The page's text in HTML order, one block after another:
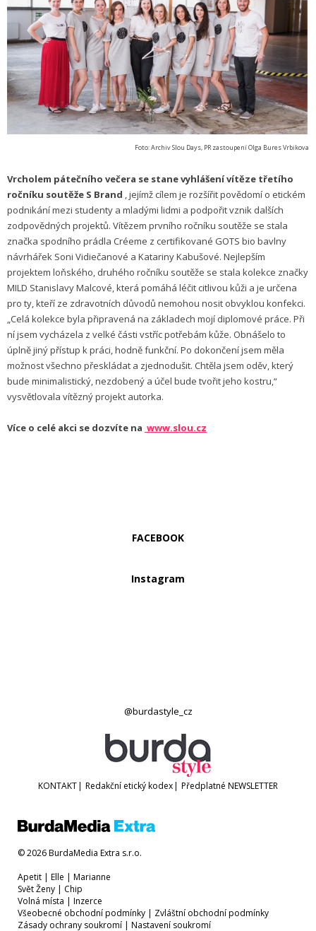
Foto: Archiv Slou Days, PR zastoupení Olga Bures Vrbikova
Vrcholem pátečního večera se stane vyhlášení vítěze třetího
ročníku soutěže S Brand , jejímž cílem je rozšířit povědomí o etickém
podnikání mezi studenty a mladými lidmi a podpořit vznik dalších
zodpovědných projektů. Vítězem prvního ročníku soutěže se stala
značka spodního prádla Créeme z certifikované GOTS bio bavlny
návrhářek Soni Vidiečanové a Katariny Kabušové. Nejlepším
projektem loňského, druhého ročníku soutěže se stala kolekce značky
MILD Stanislavy Malcové, která pomáhá léčit citlivou kůži a je určena
pro ty, kteří ze zdravotních důvodů nemohou nosit obvyklou konfekci.
„Celá kolekce byla připravená na základech mojí diplomové práce. Při
ní jsem vycházela z velké části vstříc potřebám kůže. Obnášelo to
úplně jiný přístup k práci, hodně funkční. Po dokončení jsem měla
možnost všechno přeskládat a zjednodušit. Chtěla jsem oděv, který
bude minimalistický, nezdobený a účel bude tvořit jeho kostru,“
vysvětlovala vítězný projekt autorka.
Více o celé akci se dozvíte na www.slou.cz
FACEBOOK
Instagram
@burdastyle_cz
KONTAKT| Redakční etický kodex| Předplatné NEWSLETTER
© 2026 BurdaMedia Extra s.r.o.
Apetit | Elle | Marianne
Svět Ženy | Chip
Volná místa | Inzerce
Všeobecné obchodní podmínky | Zvláštní obchodní podmínky
Zásady ochrany soukromí | Nastavení soukromí